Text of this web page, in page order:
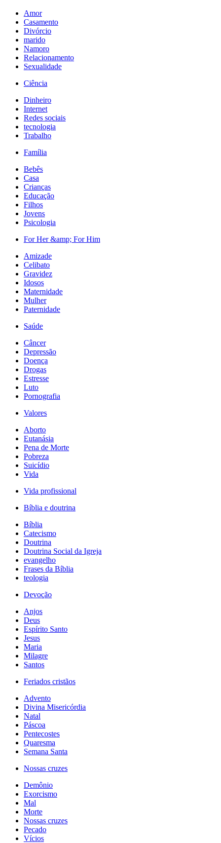
Amor
Casamento
Divórcio
marido
Namoro
Relacionamento
Sexualidade
Ciência
Dinheiro
Internet
Redes sociais
tecnologia
Trabalho
Família
Bebês
Casa
Crianças
Educação
Filhos
Jovens
Psicologia
For Her &amp; For Him
Amizade
Celibato
Gravidez
Idosos
Maternidade
Mulher
Paternidade
Saúde
Câncer
Depressão
Doença
Drogas
Estresse
Luto
Pornografia
Valores
Aborto
Eutanásia
Pena de Morte
Pobreza
Suicídio
Vida
Vida profissional
Bíblia e doutrina
Bíblia
Catecismo
Doutrina
Doutrina Social da Igreja
evangelho
Frases da Bíblia
teologia
Devoção
Anjos
Deus
Espírito Santo
Jesus
Maria
Milagre
Santos
Feriados cristãos
Advento
Divina Misericórdia
Natal
Páscoa
Pentecostes
Quaresma
Semana Santa
Nossas cruzes
Demônio
Exorcismo
Mal
Morte
Nossas cruzes
Pecado
Vícios